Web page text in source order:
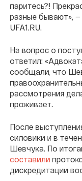
паритесь?!
разные бывают», —
UFA1.RU.
На вопрос о
ответил:
сообщали, что
рассмотрения
проживает.
После
силовики и в
Шевчука. По
составили
дискредитации